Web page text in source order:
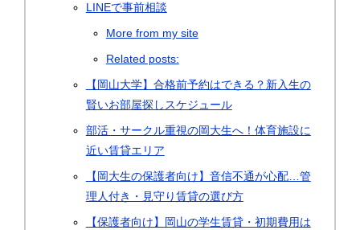
LINEで事前相談
More from my site
Related posts:
【岡山大学】合格前予約はできる？新入生の
賢いお部屋探しスケジュール
部活・サークル重視の岡大生へ！体育施設に
近い賃貸エリア
【岡大生の保護者向け】音信不通が心配…管
理人付き・見守り賃貸の選び方
【保護者向け】岡山の学生賃貸・初期費用は